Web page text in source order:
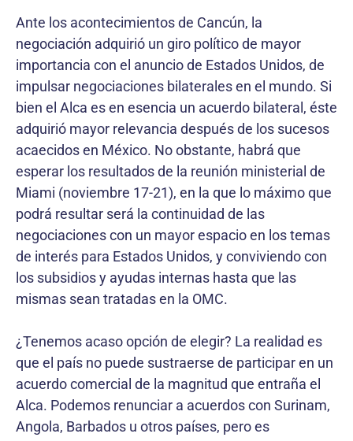
Ante los acontecimientos de Cancún, la
negociación adquirió un giro político de mayor
importancia con el anuncio de Estados Unidos, de
impulsar negociaciones bilaterales en el mundo. Si
bien el Alca es en esencia un acuerdo bilateral, éste
adquirió mayor relevancia después de los sucesos
acaecidos en México. No obstante, habrá que
esperar los resultados de la reunión ministerial de
Miami (noviembre 17-21), en la que lo máximo que
podrá resultar será la continuidad de las
negociaciones con un mayor espacio en los temas
de interés para Estados Unidos, y conviviendo con
los subsidios y ayudas internas hasta que las
mismas sean tratadas en la OMC.
¿Tenemos acaso opción de elegir? La realidad es
que el país no puede sustraerse de participar en un
acuerdo comercial de la magnitud que entraña el
Alca. Podemos renunciar a acuerdos con Surinam,
Angola, Barbados u otros países, pero es